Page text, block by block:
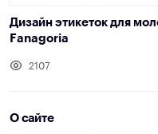
Дизайн этикеток для
Fanagoria
2107
О сайте